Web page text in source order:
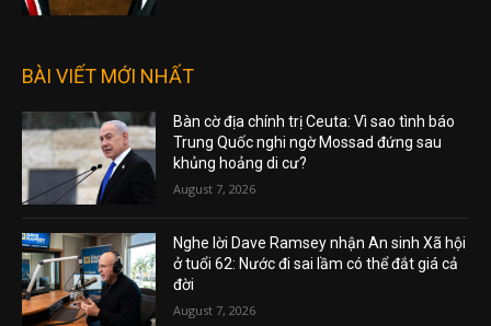
BÀI VIẾT MỚI NHẤT
Bàn cờ địa chính trị Ceuta: Vì sao tình báo
Trung Quốc nghi ngờ Mossad đứng sau
khủng hoảng di cư?
August 7, 2026
Nghe lời Dave Ramsey nhận An sinh Xã hội
ở tuổi 62: Nước đi sai lầm có thể đắt giá cả
đời
August 7, 2026